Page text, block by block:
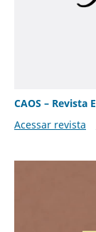
CAOS – Revista
Acessar revista